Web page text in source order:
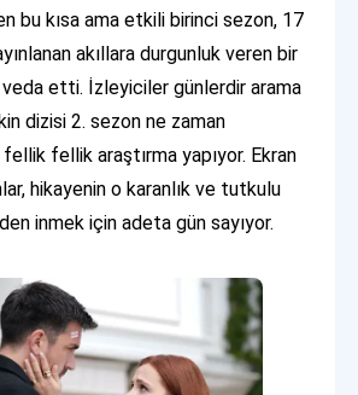
bu kısa ama etkili birinci sezon, 17
akıllara durgunluk veren bir
etti. İzleyiciler günlerdir arama
dizisi 2. sezon ne zaman
fellik araştırma yapıyor. Ekran
hikayenin o karanlık ve tutkulu
inmek için adeta gün sayıyor.